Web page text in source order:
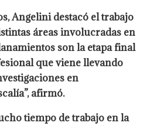
Angelini destacó el trabajo
áreas involucradas en
son la etapa final
que viene llevando
en
afirmó.
tiempo de trabajo en la